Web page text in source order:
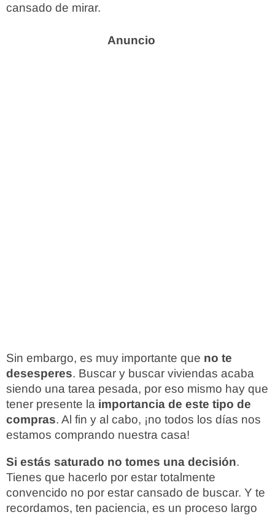
cansado de mirar.
Sin embargo, es muy importante que no te
desesperes. Buscar y buscar viviendas acaba
siendo una tarea pesada, por eso mismo hay que
tener presente la importancia de este tipo de
compras. Al fin y al cabo, ¡no todos los días nos
estamos comprando nuestra casa!
Si estás saturado no tomes una decisión.
Tienes que hacerlo por estar totalmente
convencido no por estar cansado de buscar. Y te
recordamos, ten paciencia, es un proceso largo